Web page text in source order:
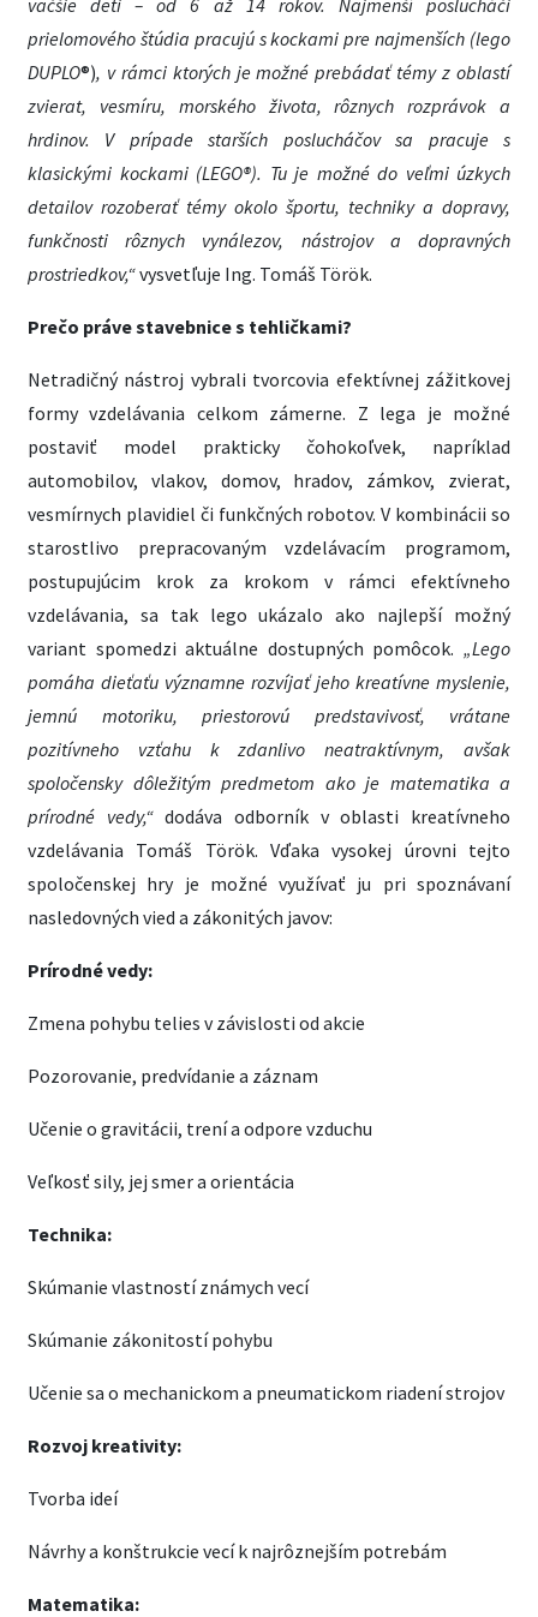
väčšie deti – od 6 až 14 rokov. Najmenší poslucháči
prielomového štúdia pracujú s kockami pre najmenších (lego
DUPLO®), v rámci ktorých je možné prebádať témy z oblastí
zvierat, vesmíru, morského života, rôznych rozprávok a
hrdinov. V prípade starších poslucháčov sa pracuje s
klasickými kockami (LEGO®). Tu je možné do veľmi úzkych
detailov rozoberať témy okolo športu, techniky a dopravy,
funkčnosti rôznych vynálezov, nástrojov a dopravných
prostriedkov,“vysvetľuje Ing. Tomáš Török.
Prečo práve stavebnice s tehličkami?
Netradičný nástroj vybrali tvorcovia efektívnej zážitkovej
formy vzdelávania celkom zámerne. Z lega je možné
postaviť model prakticky čohokoľvek, napríklad
automobilov, vlakov, domov, hradov, zámkov, zvierat,
vesmírnych plavidiel či funkčných robotov. V kombinácii so
starostlivo prepracovaným vzdelávacím programom,
postupujúcim krok za krokom v rámci efektívneho
vzdelávania, sa tak lego ukázalo ako najlepší možný
variant spomedzi aktuálne dostupných pomôcok. „Lego
pomáha dieťaťu významne rozvíjať jeho kreatívne myslenie,
jemnú motoriku, priestorovú predstavivosť, vrátane
pozitívneho vzťahu k zdanlivo neatraktívnym, avšak
spoločensky dôležitým predmetom ako je matematika a
prírodné vedy,“dodáva odborník v oblasti kreatívneho
vzdelávania Tomáš Török. Vďaka vysokej úrovni tejto
spoločenskej hry je možné využívať ju pri spoznávaní
nasledovných vied a zákonitých javov:
Prírodné vedy:
Zmena pohybu telies v závislosti od akcie
Pozorovanie, predvídanie a záznam
Učenie o gravitácii, trení a odpore vzduchu
Veľkosť sily, jej smer a orientácia
Technika:
Skúmanie vlastností známych vecí
Skúmanie zákonitostí pohybu
Učenie sa o mechanickom a pneumatickom riadení strojov
Rozvoj kreativity:
Tvorba ideí
Návrhy a konštrukcie vecí k najrôznejším potrebám
Matematika: